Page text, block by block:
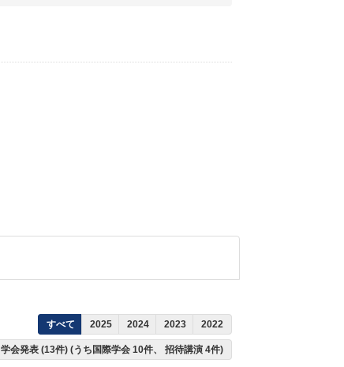
すべて 2025 2024 2023 2022
学会発表 (13件) (うち国際学会 10件、 招待講演 4件)